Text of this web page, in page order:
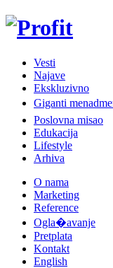
Vesti
Najave
Ekskluzivno
Giganti
Poslovna misao
Edukacija
Lifestyle
Arhiva
O nama
Marketing
Reference
Ogla�avanje
Pretplata
Kontakt
English